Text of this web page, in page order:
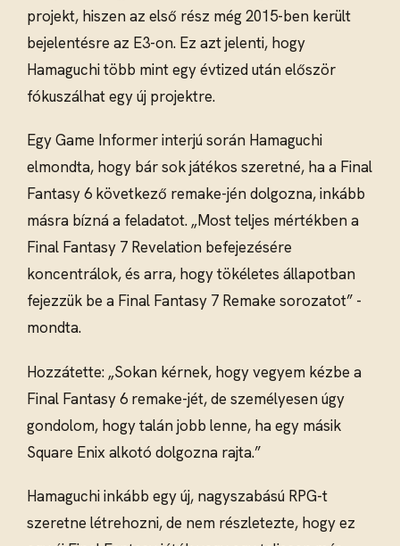
projekt, hiszen az első rész még 2015-ben került
bejelentésre az E3-on. Ez azt jelenti, hogy
Hamaguchi több mint egy évtized után először
fókuszálhat egy új projektre.
Egy Game Informer interjú során Hamaguchi
elmondta, hogy bár sok játékos szeretné, ha a Final
Fantasy 6 következő remake-jén dolgozna, inkább
másra bízná a feladatot. „Most teljes mértékben a
Final Fantasy 7 Revelation befejezésére
koncentrálok, és arra, hogy tökéletes állapotban
fejezzük be a Final Fantasy 7 Remake sorozatot” -
mondta.
Hozzátette: „Sokan kérnek, hogy vegyem kézbe a
Final Fantasy 6 remake-jét, de személyesen úgy
gondolom, hogy talán jobb lenne, ha egy másik
Square Enix alkotó dolgozna rajta.”
Hamaguchi inkább egy új, nagyszabású RPG-t
szeretne létrehozni, de nem részletezte, hogy ez